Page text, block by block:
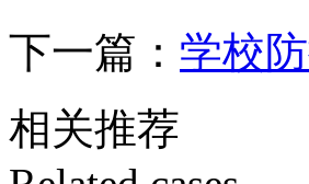
下一篇： 学校
相关推荐